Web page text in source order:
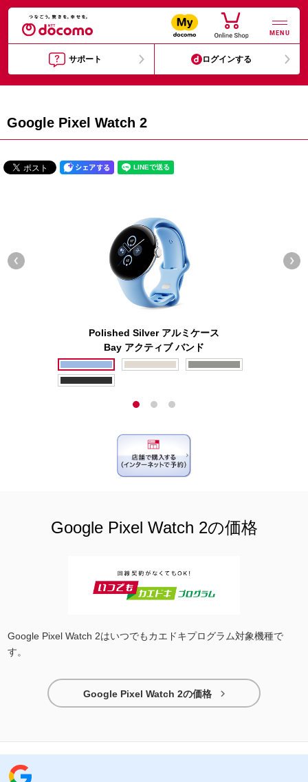
MENU
サポート ログインする
Google Pixel Watch 2
Polished Silver アルミケース
Bay アクティブ バンド
Google Pixel Watch 2の価格
Google Pixel Watch 2はいつでもカエドキプログラム対象機種で
す。
Google Pixel Watch 2の価格 